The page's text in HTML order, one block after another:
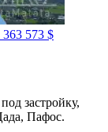
363 573 $
застройку,
Пафос.